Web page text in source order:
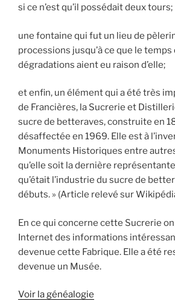
si ce n’est qu’il possédait deux tours;
une fontaine qui fut un lieu de
processions jusqu’à ce que le temps
dégradations aient eu raison d’elle;
et enfin, un élément qui a été très
de Francières, la Sucrerie et
sucre de betteraves, construite en
désaffectée en 1969. Elle est à
Monuments Historiques entre
qu’elle soit la dernière
qu’était l’industrie du sucre de
débuts. » (Article relevé sur
En ce qui concerne cette Sucrerie
Internet des informations
devenue cette Fabrique. Elle a été
devenue un Musée.
Voir la généalogie